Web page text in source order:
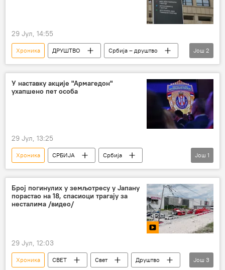
29 Јул, 14:55
Хроника ДРУШТВО
Србија – друштво
Друштво
Србија – хроника
Још 2
У наставку акције "Армагедон"
ухапшено пет особа
29 Јул, 13:25
Хроника СРБИЈА
Србија
Србија – хроника
Још 1
Број погинулих у земљотресу у Јапану
порастао на 18, спасиоци трагају за
несталима /видео/
29 Јул, 12:03
Хроника СВЕТ Свет Друштво Још 3